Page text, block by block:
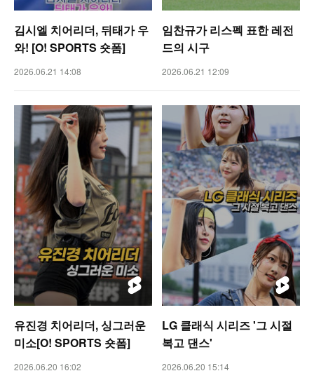
김시엘 치어리더, 뒤태가 우
와! [O! SPORTS 숏폼]
2026.06.21 14:08
임찬규가 리스펙 표한 레전
드의 시구
2026.06.21 12:09
유진경 치어리더, 싱그러운
미소[O! SPORTS 숏폼]
2026.06.20 16:02
LG 클래식 시리즈 '그 시절
복고 댄스'
2026.06.20 15:14